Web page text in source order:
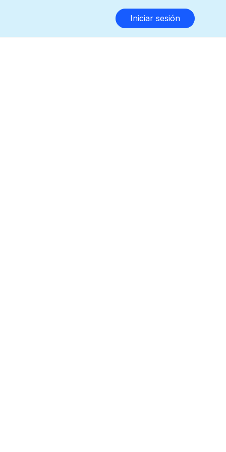
Iniciar sesión